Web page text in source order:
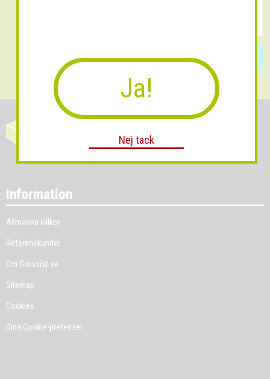
Information
Allmänna villkor
Referenskunder
Om Grossist.se
Sitemap
Cookies
Dina Cookie-prefenser
Ja!
Nej tack